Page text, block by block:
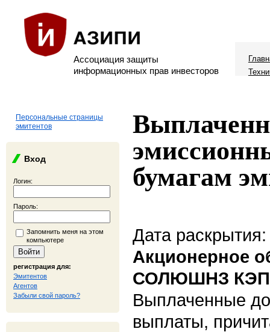
Ассоциация защиты
информационных прав инвесторов
Персональные страницы
эмитентов
Вход
Логин:
Пароль:
Запомнить меня на этом
компьютере
регистрация для:
Эмитентов
Агентов
Забыли свой пароль?
бумагам
Дата
Акционерное
СОЛЮШНЗ
Выплаченные
выплаты,